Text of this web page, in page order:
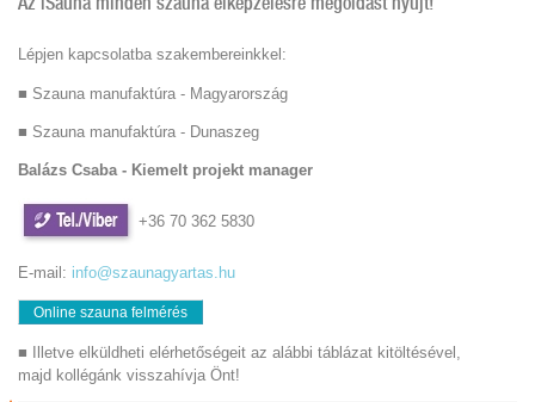
Lépjen kapcsolatba szakembereinkkel:
■ Szauna manufaktúra - Magyarország
■ Szauna manufaktúra - Dunaszeg
Balázs Csaba - Kiemelt projekt manager
+36 70 362 5830
E-mail: info@szaunagyartas.hu
Online szauna felmérés
■ Illetve elküldheti elérhetőségeit az alábbi táblázat kitöltésével,
majd kollégánk visszahívja Önt!